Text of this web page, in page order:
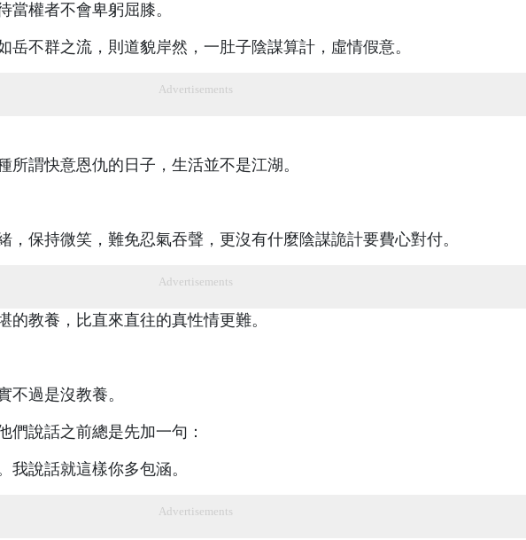
當權者不會卑躬屈膝。
岳不群之流，則道貌岸然，一肚子陰謀算計，虛情假意。
Advertisements
所謂快意恩仇的日子，生活並不是江湖。
，保持微笑，難免忍氣吞聲，更沒有什麼陰謀詭計要費心對付。
Advertisements
的教養，比直來直往的真性情更難。
不過是沒教養。
們說話之前總是先加一句：
我說話就這樣你多包涵。
Advertisements